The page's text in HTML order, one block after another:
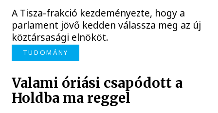
A Tisza-frakció kezdeményezte, hogy a
parlament jövő kedden válassza meg az új
köztársasági elnököt.
TUDOMÁNY
Valami óriási csapódott a
Holdba ma reggel